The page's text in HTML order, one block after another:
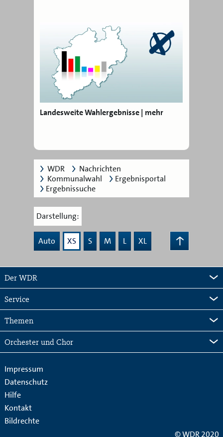
Landesweite Wahlergebnisse | mehr
WDR
Nachrichten
Kommunalwahl
Ergebnisportal
Ergebnissuche
Darstellung:
Auto XS S M L
XL
Seitenanfang
Der WDR
Service
Themen
Orchester und Chor
Impressum
Datenschutz
Hilfe
Kontakt
Bildrechte
© WDR 2020